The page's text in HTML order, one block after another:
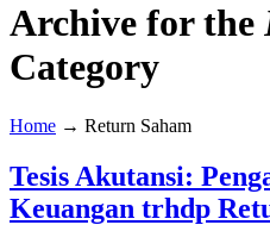
Archive for the
Category
Home → Return Saham
Tesis Akutansi:
Keuangan trhdp